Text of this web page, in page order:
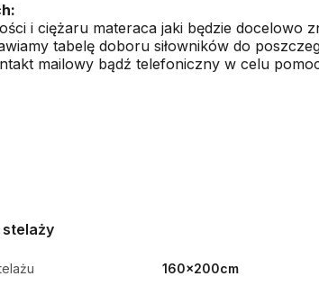
i ciężaru materaca jaki będzie docelowo
tabelę doboru siłowników do
mailowy bądź telefoniczny w celu
160x200cm